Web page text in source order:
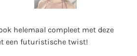
helemaal compleet met deze
een futuristische twist!